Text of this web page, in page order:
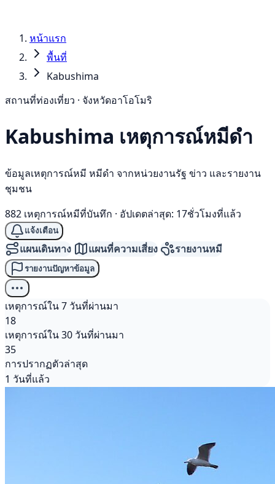
หน้าแรก
พื้นที่
Kabushima
สถานที่ท่องเที่ยว · จังหวัดอาโอโมริ
Kabushima เหตุการณ์หมีดำ
ข้อมูลเหตุการณ์หมี หมีดำ จากหน่วยงานรัฐ ข่าว และรายงาน
ชุมชน
882 เหตุการณ์หมีที่บันทึก · อัปเดตล่าสุด: 17ชั่วโมงที่แล้ว
แจ้งเตือน
แผนเดินทาง แผนที่ความเสี่ยง รายงานหมี
รายงานปัญหาข้อมูล
เหตุการณ์ใน 7 วันที่ผ่านมา
18
เหตุการณ์ใน 30 วันที่ผ่านมา
35
การปรากฏตัวล่าสุด
1 วันที่แล้ว